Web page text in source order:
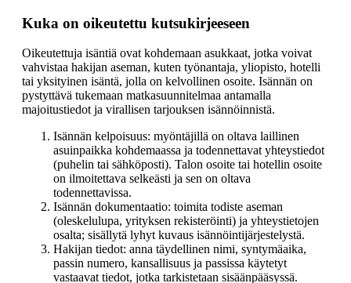
Kuka on oikeutettu kutsukirjeeseen
Oikeutettuja isäntiä ovat kohdemaan asukkaat, jotka voivat
vahvistaa hakijan aseman, kuten työnantaja, yliopisto, hotelli
tai yksityinen isäntä, jolla on kelvollinen osoite. Isännän on
pystyttävä tukemaan matkasuunnitelmaa antamalla
majoitustiedot ja virallisen tarjouksen isännöinnistä.
Isännän kelpoisuus: myöntäjillä on oltava laillinen
asuinpaikka kohdemaassa ja todennettavat yhteystiedot
(puhelin tai sähköposti). Talon osoite tai hotellin osoite
on ilmoitettava selkeästi ja sen on oltava
todennettavissa.
Isännän dokumentaatio: toimita todiste aseman
(oleskelulupa, yrityksen rekisteröinti) ja yhteystietojen
osalta; sisällytä lyhyt kuvaus isännöintijärjestelystä.
Hakijan tiedot: anna täydellinen nimi, syntymäaika,
passin numero, kansallisuus ja passissa käytetyt
vastaavat tiedot, jotka tarkistetaan sisäänpääsyssä.